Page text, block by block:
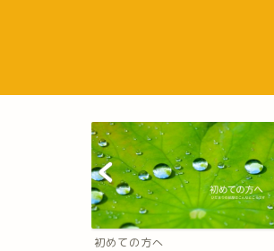
初めての方へ